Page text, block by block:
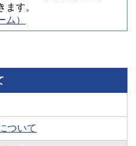
ます。
ム）
ついて